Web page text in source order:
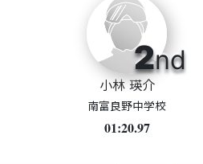
2nd
小林 瑛介
南富良野中学校
01:20.97